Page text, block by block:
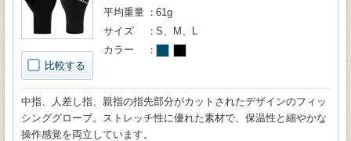
比較する
平均重量
61g
サイズ
S、M、L
カラー
中指、人差し指、親指の指先部分がカットされたデザインのフィッ
シンググローブ。ストレッチ性に優れた素材で、保温性と細やかな
操作感覚を両立しています。